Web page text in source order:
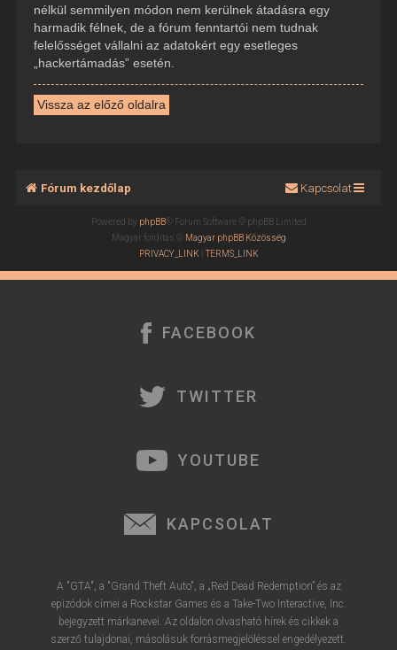
nélkül semmilyen módon nem kerülnek átadásra egy
harmadik félnek, de a fórum fenntartói nem tudnak
felelősséget vállalni az adatokért egy esetleges
„hackertámadás” esetén.
Vissza az előző oldalra
Fórum kezdőlap Kapcsolat
Powered by phpBB® Forum Software © phpBB Limited
Magyar fordítás © Magyar phpBB Közösség
PRIVACY_LINK |TERMS_LINK
FACEBOOK
TWITTER
YOUTUBE
KAPCSOLAT
A "GTA", a "Grand Theft Auto", a „Red Dead Redemption” és az
epizódok címei a Rockstar Games és a Take-Two Interactive, Inc.
bejegyzett márkanevei. Az oldalon olvasható hírek és cikkek a
szerző tulajdonai, másolásuk forrásmegjelöléssel engedélyezett.